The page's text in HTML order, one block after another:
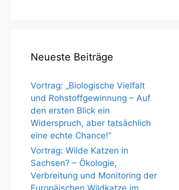
Neueste Beiträge
Vortrag: „Biologische Vielfalt
und Rohstoffgewinnung – Auf
den ersten Blick ein
Widerspruch, aber tatsächlich
eine echte Chance!“
Vortrag: Wilde Katzen in
Sachsen? – Ökologie,
Verbreitung und Monitoring der
Europäischen Wildkatze im